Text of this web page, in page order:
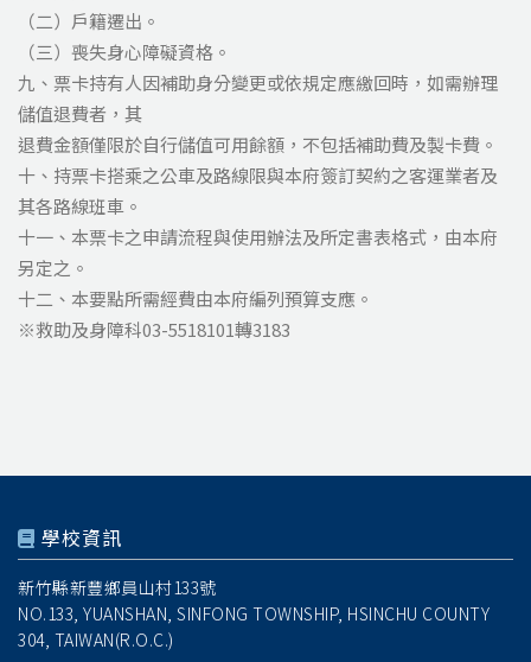
（二）戶籍遷出。
（三）喪失身心障礙資格。
九、票卡持有人因補助身分變更或依規定應繳回時，如需辦理
儲值退費者，其
退費金額僅限於自行儲值可用餘額，不包括補助費及製卡費。
十、持票卡搭乘之公車及路線限與本府簽訂契約之客運業者及
其各路線班車。
十一、本票卡之申請流程與使用辦法及所定書表格式，由本府
另定之。
十二、本要點所需經費由本府編列預算支應。
※救助及身障科03-5518101轉3183
學校資訊
新竹縣新豐鄉員山村133號
NO.133, YUANSHAN, SINFONG TOWNSHIP, HSINCHU COUNTY
304, TAIWAN(R.O.C.)